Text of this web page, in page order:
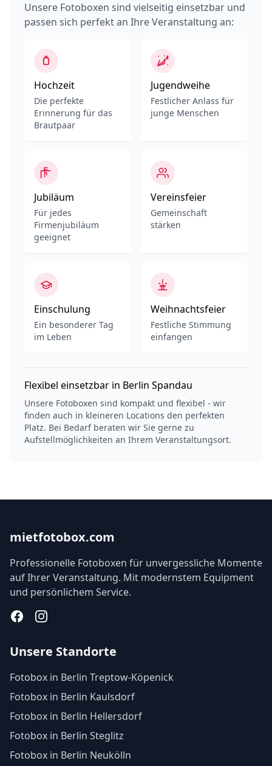
Unsere Fotoboxen sind vielseitig einsetzbar und
passen sich perfekt an Ihre Veranstaltung an:
Hochzeit
Die perfekte
Erinnerung für das
Brautpaar
Jugendweihe
Festlicher Anlass für
junge Menschen
Jubiläum
Für jedes
Firmenjubiläum
geeignet
Vereinsfeier
Gemeinschaft
stärken
Einschulung
Ein besonderer Tag
im Leben
Weihnachtsfeier
Festliche Stimmung
einfangen
Flexibel einsetzbar in Berlin Spandau
Unsere Fotoboxen sind kompakt und flexibel - wir
finden auch in kleineren Locations den perfekten
Platz. Bei Bedarf beraten wir Sie gerne zu
Aufstellmöglichkeiten an Ihrem Veranstaltungsort.
mietfotobox.com
Professionelle Fotoboxen für unvergessliche Momente
auf Ihrer Veranstaltung. Mit modernstem Equipment
und persönlichem Service.
FacebookInstagram
Unsere Standorte
Fotobox in Berlin Treptow-Köpenick
Fotobox in Berlin Kaulsdorf
Fotobox in Berlin Hellersdorf
Fotobox in Berlin Steglitz
Fotobox in Berlin Neukölln